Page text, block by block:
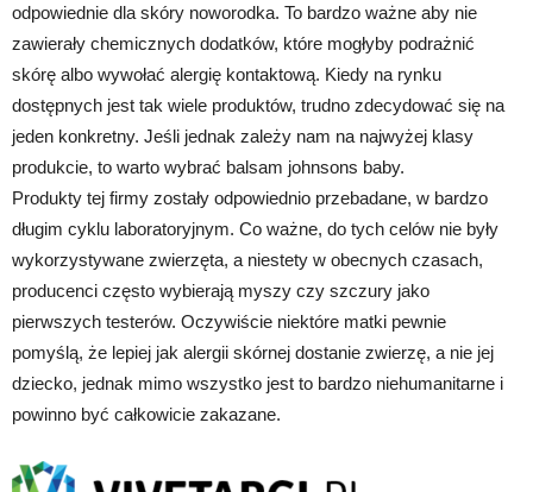
odpowiednie dla skóry noworodka. To bardzo ważne aby nie
zawierały chemicznych dodatków, które mogłyby podrażnić
skórę albo wywołać alergię kontaktową. Kiedy na rynku
dostępnych jest tak wiele produktów, trudno zdecydować się na
jeden konkretny. Jeśli jednak zależy nam na najwyżej klasy
produkcie, to warto wybrać balsam johnsons baby.
Produkty tej firmy zostały odpowiednio przebadane, w bardzo
długim cyklu laboratoryjnym. Co ważne, do tych celów nie były
wykorzystywane zwierzęta, a niestety w obecnych czasach,
producenci często wybierają myszy czy szczury jako
pierwszych testerów. Oczywiście niektóre matki pewnie
pomyślą, że lepiej jak alergii skórnej dostanie zwierzę, a nie jej
dziecko, jednak mimo wszystko jest to bardzo niehumanitarne i
powinno być całkowicie zakazane.